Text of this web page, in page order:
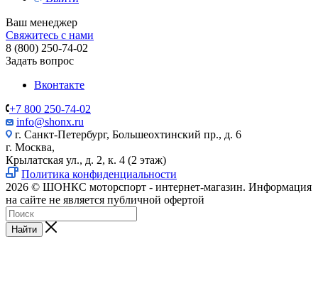
Ваш менеджер
Свяжитесь с нами
8 (800) 250-74-02
Задать вопрос
Вконтакте
+7 800 250-74-02
info@shonx.ru
г. Санкт-Петербург, Большеохтинский пр., д. 6
г. Москва,
Крылатская ул., д. 2, к. 4 (2 этаж)
Политика конфиденциальности
2026 © ШОНКС моторспорт - интернет-магазин. Информация
на сайте не является публичной офертой
Найти